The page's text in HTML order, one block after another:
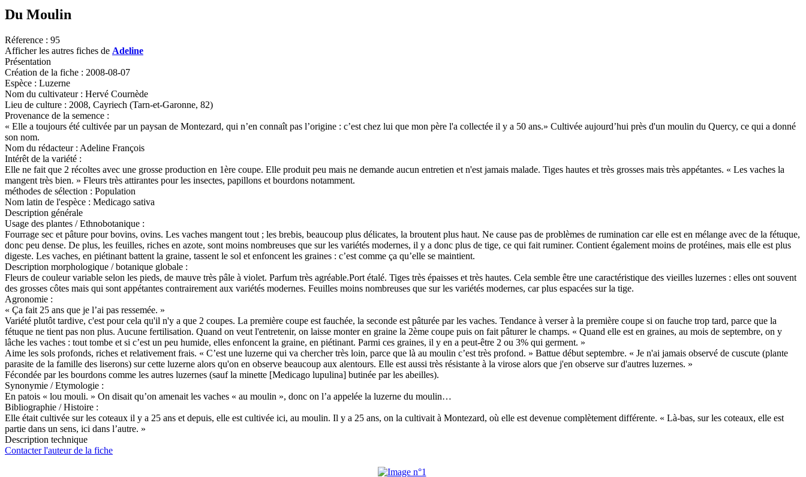
Du Moulin
Réference : 95
Afficher les autres fiches de Adeline
Présentation
Création de la fiche : 2008-08-07
Espèce : Luzerne
Nom du cultivateur : Hervé Cournède
Lieu de culture : 2008, Cayriech (Tarn-et-Garonne, 82)
Provenance de la semence :
« Elle a toujours été cultivée par un paysan de Montezard, qui n’en connaît pas l’origine : c’est chez lui que mon père l'a collectée il y a 50 ans.» Cultivée aujourd’hui près d'un moulin du Quercy, ce qui a donné
son nom.
Nom du rédacteur : Adeline François
Intérêt de la variété :
Elle ne fait que 2 récoltes avec une grosse production en 1ère coupe. Elle produit peu mais ne demande aucun entretien et n'est jamais malade. Tiges hautes et très grosses mais très appétantes. « Les vaches la
mangent très bien. » Fleurs très attirantes pour les insectes, papillons et bourdons notamment.
méthodes de sélection : Population
Nom latin de l'espèce : Medicago sativa
Description générale
Usage des plantes / Ethnobotanique :
Fourrage sec et pâture pour bovins, ovins. Les vaches mangent tout ; les brebis, beaucoup plus délicates, la broutent plus haut. Ne cause pas de problèmes de rumination car elle est en mélange avec de la fétuque,
donc peu dense. De plus, les feuilles, riches en azote, sont moins nombreuses que sur les variétés modernes, il y a donc plus de tige, ce qui fait ruminer. Contient également moins de protéines, mais elle est plus
digeste. Les vaches, en piétinant battent la graine, tassent le sol et enfoncent les graines : c’est comme ça qu’elle se maintient.
Description morphologique / botanique globale :
Fleurs de couleur variable selon les pieds, de mauve très pâle à violet. Parfum très agréable.Port étalé. Tiges très épaisses et très hautes. Cela semble être une caractéristique des vieilles luzernes : elles ont souvent
des grosses côtes mais qui sont appétantes contrairement aux variétés modernes. Feuilles moins nombreuses que sur les variétés modernes, car plus espacées sur la tige.
Agronomie :
« Ça fait 25 ans que je l’ai pas ressemée. »
Variété plutôt tardive, c'est pour cela qu'il n'y a que 2 coupes. La première coupe est fauchée, la seconde est pâturée par les vaches. Tendance à verser à la première coupe si on fauche trop tard, parce que la
fétuque ne tient pas non plus. Aucune fertilisation. Quand on veut l'entretenir, on laisse monter en graine la 2ème coupe puis on fait pâturer le champs. « Quand elle est en graines, au mois de septembre, on y
lâche les vaches : tout tombe et si c’est un peu humide, elles enfoncent la graine, en piétinant. Parmi ces graines, il y en a peut-être 2 ou 3% qui germent. »
Aime les sols profonds, riches et relativement frais. « C’est une luzerne qui va chercher très loin, parce que là au moulin c’est très profond. » Battue début septembre. « Je n'ai jamais observé de cuscute (plante
parasite de la famille des liserons) sur cette luzerne alors qu'on en observe beaucoup aux alentours. Elle est aussi très résistante à la virose alors que j'en observe sur d'autres luzernes. »
Fécondée par les bourdons comme les autres luzernes (sauf la minette [Medicago lupulina] butinée par les abeilles).
Synonymie / Etymologie :
En patois « lou mouli. » On disait qu’on amenait les vaches « au moulin », donc on l’a appelée la luzerne du moulin…
Bibliographie / Histoire :
Elle était cultivée sur les coteaux il y a 25 ans et depuis, elle est cultivée ici, au moulin. Il y a 25 ans, on la cultivait à Montezard, où elle est devenue complètement différente. « Là-bas, sur les coteaux, elle est
partie dans un sens, ici dans l’autre. »
Description technique
Contacter l'auteur de la fiche